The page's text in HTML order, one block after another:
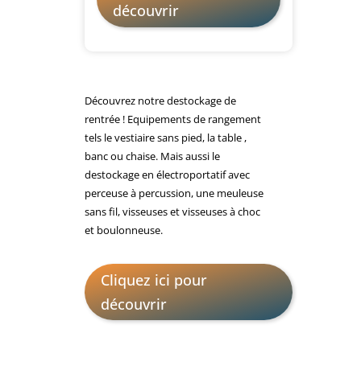
découvrir
Découvrez notre destockage de
rentrée ! Equipements de rangement
tels le vestiaire sans pied, la table ,
banc ou chaise. Mais aussi le
destockage en électroportatif avec
perceuse à percussion, une meuleuse
sans fil, visseuses et visseuses à choc
et boulonneuse.
Cliquez ici pour
découvrir